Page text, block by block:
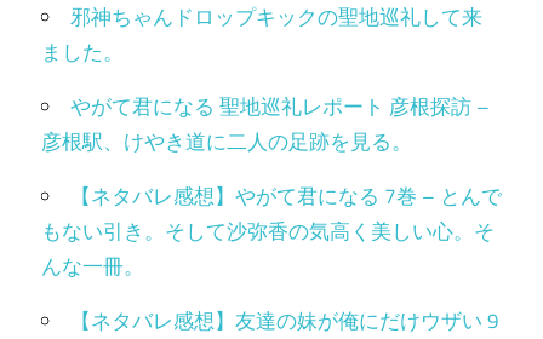
邪神ちゃんドロップキックの聖地巡礼して来
ました。
やがて君になる 聖地巡礼レポート 彦根探訪 –
彦根駅、けやき道に二人の足跡を見る。
【ネタバレ感想】やがて君になる 7巻 – とんで
もない引き。そして沙弥香の気高く美しい心。そ
んな一冊。
【ネタバレ感想】友達の妹が俺にだけウザい 9